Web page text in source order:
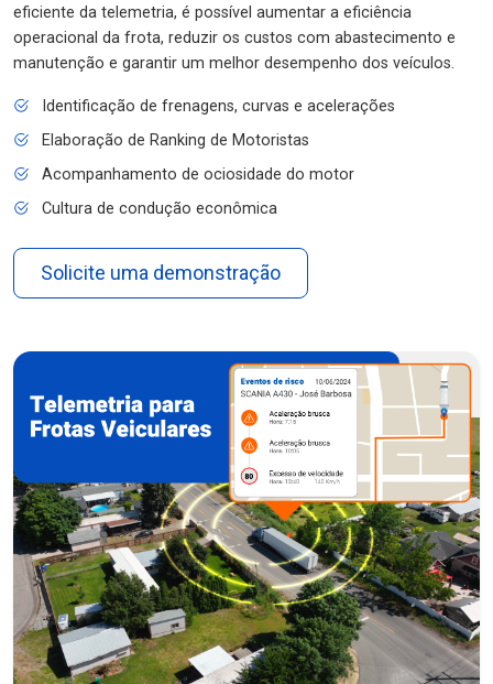
eficiente da telemetria, é possível aumentar a eficiência
operacional da frota, reduzir os custos com abastecimento e
manutenção e garantir um melhor desempenho dos veículos.
Identificação de frenagens, curvas e acelerações
Elaboração de Ranking de Motoristas
Acompanhamento de ociosidade do motor
Cultura de condução econômica
Solicite uma demonstração